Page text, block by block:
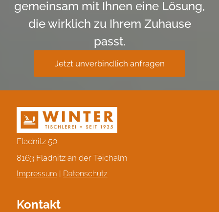
gemeinsam mit Ihnen eine Lösung,
die wirklich zu Ihrem Zuhause
passt.
Jetzt unverbindlich anfragen
Fladnitz 50
8163 Fladnitz an der Teichalm
Impressum | Datenschutz
Kontakt